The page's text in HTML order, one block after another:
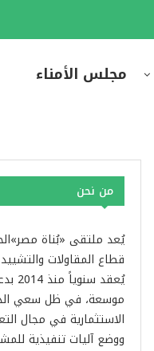
مجلس الأمناء
من نحن
يُعد ملتقى «بُناة
قطاع المقاولات
موسعة، في ظل سعي
الاستثمارية في مجال
ووضع آليات تنفيذية